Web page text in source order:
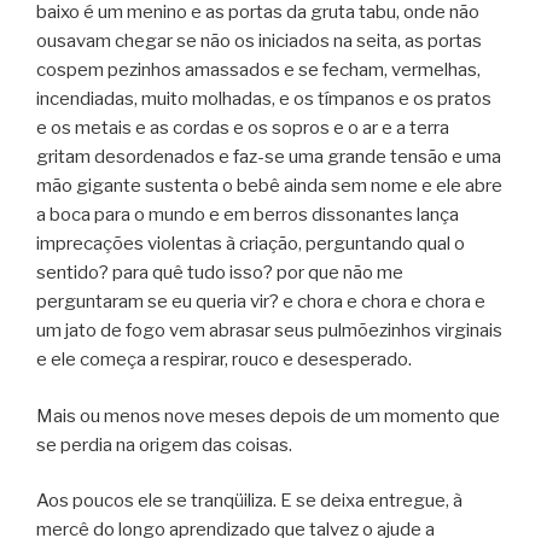
baixo é um menino e as portas da gruta tabu, onde não
ousavam chegar se não os iniciados na seita, as portas
cospem pezinhos amassados e se fecham, vermelhas,
incendiadas, muito molhadas, e os tímpanos e os pratos
e os metais e as cordas e os sopros e o ar e a terra
gritam desordenados e faz-se uma grande tensão e uma
mão gigante sustenta o bebê ainda sem nome e ele abre
a boca para o mundo e em berros dissonantes lança
imprecações violentas à criação, perguntando qual o
sentido? para quê tudo isso? por que não me
perguntaram se eu queria vir? e chora e chora e chora e
um jato de fogo vem abrasar seus pulmõezinhos virginais
e ele começa a respirar, rouco e desesperado.
Mais ou menos nove meses depois de um momento que
se perdia na origem das coisas.
Aos poucos ele se tranqüiliza. E se deixa entregue, à
mercê do longo aprendizado que talvez o ajude a